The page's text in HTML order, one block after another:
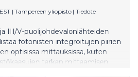
| Tampereen yliopisto | Tiedote
III/V-puolijohdevalonlähteiden
fotonisten integroitujen piirien
optisissa mittauksissa, kuten
tarkan mittaamisen